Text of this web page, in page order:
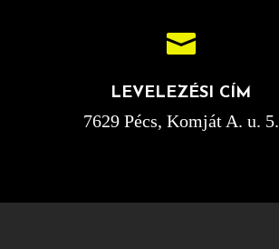

LEVELEZÉSI CÍM
7629 Pécs, Komját A. u. 5.